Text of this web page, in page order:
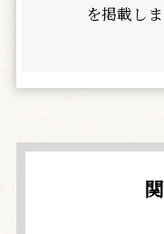
を掲載し